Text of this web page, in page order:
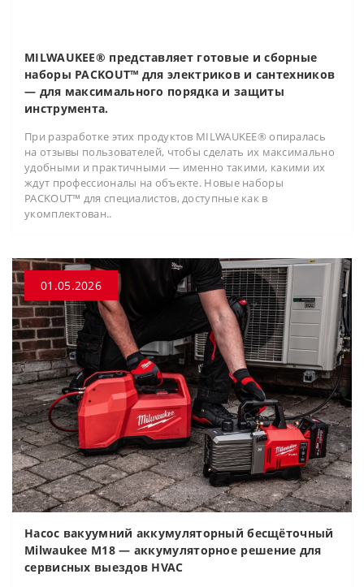
MILWAUKEE® представляет готовые и сборные
наборы PACKOUT™ для электриков и сантехников
— для максимального порядка и защиты
инструмента.
При разработке этих продуктов MILWAUKEE® опиралась
на отзывы пользователей, чтобы сделать их максимально
удобными и практичными — именно такими, какими их
ждут профессионалы на объекте. Новые наборы
PACKOUT™ для специалистов, доступные как в
укомплектован..
01.05.2026
Насос вакуумний аккумуляторный бесщёточный
Milwaukee M18 — аккумуляторное решение для
сервисных выездов HVAC